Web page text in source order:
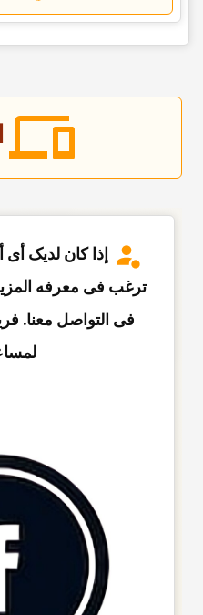
إذا کان لدیک
ترغب فی معرفه
فی التواصل معنا.